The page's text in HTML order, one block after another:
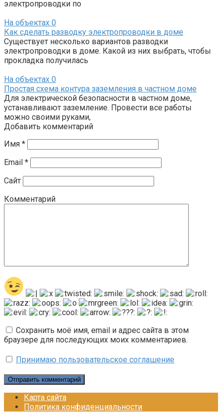
электропроводки по
На объектах 0
Как сделать разводку электропроводки в доме
Существует несколько вариантов разводки
электропроводки в доме. Какой из них выбрать, чтобы
прокладка получилась
На объектах 0
Простая схема контура заземления в частном доме
Для электрической безопасности в частном доме,
устанавливают заземление. Провести все работы
можно своими руками,
Добавить комментарий
Имя *
Email *
Сайт
Комментарий
Сохранить моё имя, email и адрес сайта в этом
браузере для последующих моих комментариев.
Принимаю пользовательское соглашение
Карта сайта
Политика конфиденциальности